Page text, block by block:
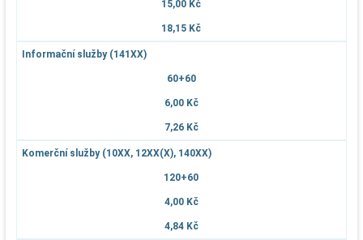
15,00 Kč
18,15 Kč
Informační služby (141XX)
60+60
6,00 Kč
7,26 Kč
Komerční služby (10XX, 12XX(X), 140XX)
120+60
4,00 Kč
4,84 Kč